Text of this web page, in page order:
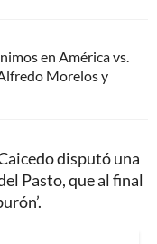
en América vs.
Morelos y
disputó una
Pasto, que al final